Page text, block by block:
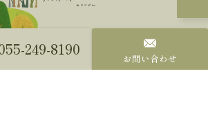
249-8190 お問い合わせ
Mokureismモクリズム ALL RIGHTS RESERVED.